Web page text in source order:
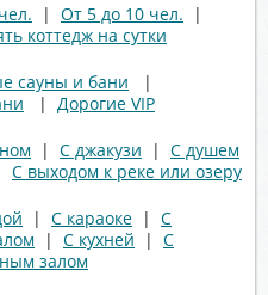
| От 5 до 10 чел. |
коттедж на сутки
сауны и бани |
| Дорогие VIP
| С джакузи | С душем
С выходом к реке или озеру
| С караоке | С
| С кухней | С
залом